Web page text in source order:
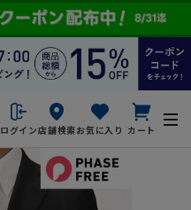
ログイン店舗検索お気に入り カート